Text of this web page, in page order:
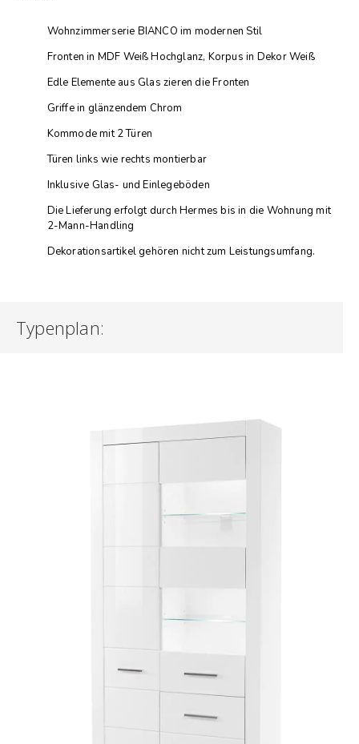
Wohnzimmerserie BIANCO im modernen Stil
Fronten in MDF Weiß Hochglanz, Korpus in Dekor Weiß
Edle Elemente aus Glas zieren die Fronten
Griffe in glänzendem Chrom
Kommode mit 2 Türen
Türen links wie rechts montierbar
Inklusive Glas- und Einlegeböden
Die Lieferung erfolgt durch Hermes bis in die Wohnung mit
2-Mann-Handling
Dekorationsartikel gehören nicht zum Leistungsumfang.
Typenplan: